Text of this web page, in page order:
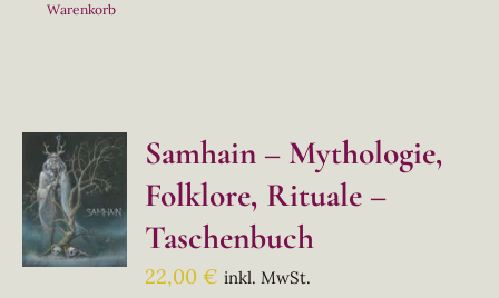
Warenkorb
Samhain – Mythologie,
Folklore, Rituale –
Taschenbuch
22,00€ inkl. MwSt.